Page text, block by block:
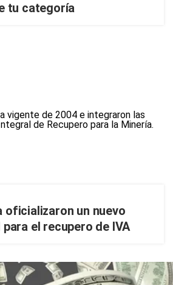
tu categoría
oficializaron un nuevo
el recupero de IVA